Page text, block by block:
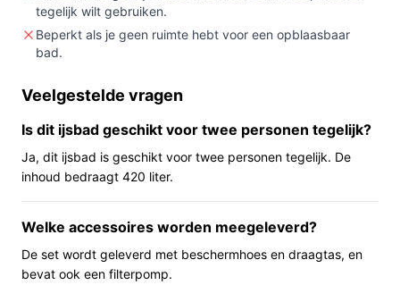
verkoper.
Wat je in de praktijk merkt
In gebruik staat dit type ijsbad op een vlakke
wellnessruimte. Omdat het opblaasbaar is, kun je het
opbergen of vervoeren wanneer je het niet gebruikt. De
set bevat een filterpomp met cartridge om het water te
filteren en een beschermhoes om het bad af te dekken.
Het apparaat werkt op netstroom, dus je hebt toegang
tot een stopcontact nodig. Volgens de productinformatie
is het snel op te zetten, wat past bij incidenteel of
tegelijk wilt gebruiken.
Beperkt als je geen ruimte hebt voor een opblaasbaar
bad.
Veelgestelde vragen
Is dit ijsbad geschikt voor twee personen tegelijk?
Ja, dit ijsbad is geschikt voor twee personen tegelijk. De
inhoud bedraagt 420 liter.
Welke accessoires worden meegeleverd?
De set wordt geleverd met beschermhoes en draagtas, en
bevat ook een filterpomp.